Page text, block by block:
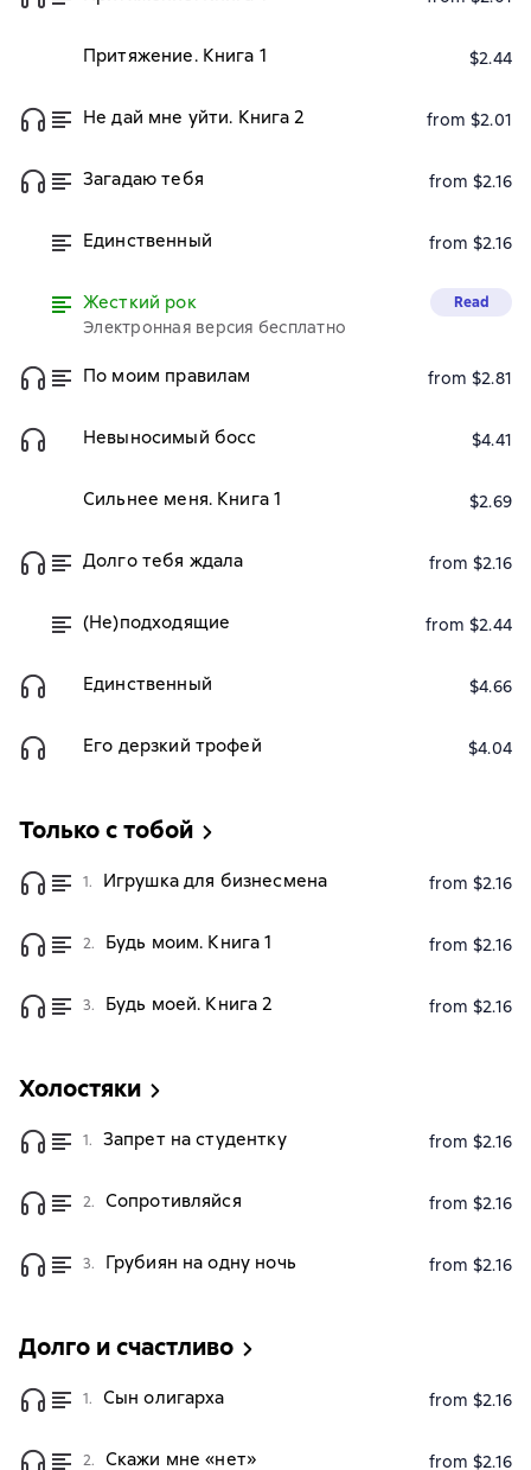
Притяжение. Книга 1 $2.44
Не дай мне уйти. Книга 2 from $2.01
Загадаю тебя from $2.16
Единственный from $2.16
Жесткий рок
Электронная версия бесплатно
Read
По моим правилам from $2.81
Невыносимый босс $4.41
Сильнее меня. Книга 1 $2.69
Долго тебя ждала from $2.16
(Не)подходящие from $2.44
Единственный $4.66
Его дерзкий трофей $4.04
Только с тобой
1. Игрушка для бизнесмена from $2.16
2. Будь моим. Книга 1 from $2.16
3. Будь моей. Книга 2 from $2.16
Холостяки
1. Запрет на студентку from $2.16
2. Сопротивляйся from $2.16
3. Грубиян на одну ночь from $2.16
Долго и счастливо
1. Сын олигарха from $2.16
2. Скажи мне «нет» from $2.16